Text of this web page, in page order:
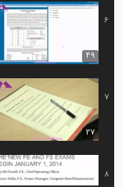
6
49
7
27
8